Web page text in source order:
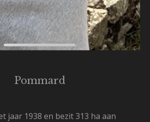
Pommard
jaar 1938 en bezit 313 ha aan